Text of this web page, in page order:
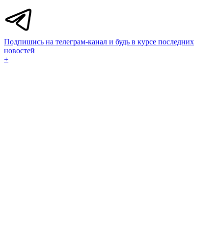
Подпишись на телеграм-канал и будь в курсе последних
новостей
+